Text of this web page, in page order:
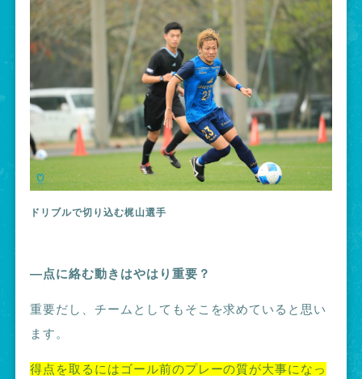
ドリブルで切り込む梶山選手
―点に絡む動きはやはり重要？
重要だし、チームとしてもそこを求めていると思い
ます。
得点を取るにはゴール前のプレーの質が大事になっ